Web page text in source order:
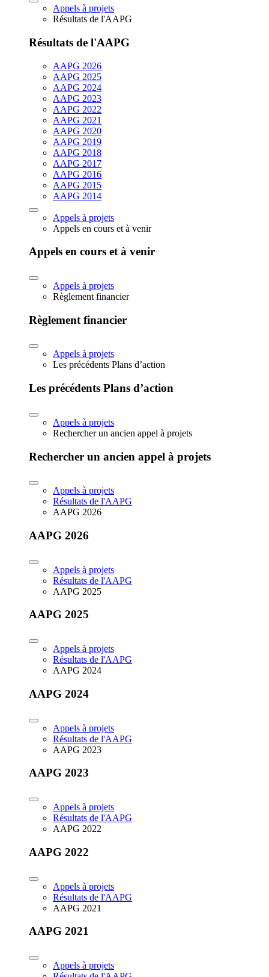
Appels à projets
Résultats de l'AAPG
Résultats de l'AAPG
AAPG 2026
AAPG 2025
AAPG 2024
AAPG 2023
AAPG 2022
AAPG 2021
AAPG 2020
AAPG 2019
AAPG 2018
AAPG 2017
AAPG 2016
AAPG 2015
AAPG 2014
Appels à projets
Appels en cours et à venir
Appels en cours et à venir
Appels à projets
Règlement financier
Règlement financier
Appels à projets
Les précédents Plans d’action
Les précédents Plans d’action
Appels à projets
Rechercher un ancien appel à projets
Rechercher un ancien appel à projets
Appels à projets
Résultats de l'AAPG
AAPG 2026
AAPG 2026
Appels à projets
Résultats de l'AAPG
AAPG 2025
AAPG 2025
Appels à projets
Résultats de l'AAPG
AAPG 2024
AAPG 2024
Appels à projets
Résultats de l'AAPG
AAPG 2023
AAPG 2023
Appels à projets
Résultats de l'AAPG
AAPG 2022
AAPG 2022
Appels à projets
Résultats de l'AAPG
AAPG 2021
AAPG 2021
Appels à projets